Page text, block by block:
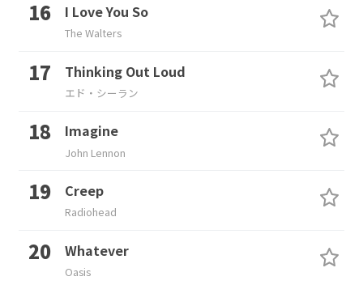
I Love You So
The Walters
Thinking Out Loud
エド・シーラン
Imagine
John Lennon
Creep
Radiohead
Whatever
Oasis